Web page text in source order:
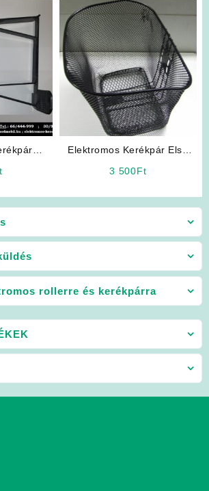
rollerre és kerékpárra
Elektromos Kerékpár Első
3 500Ft